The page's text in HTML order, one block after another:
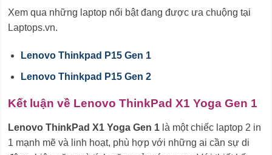
Xem qua những laptop nổi bật đang được ưa chuộng tại
Laptops.vn.
Lenovo Thinkpad P15 Gen 1
Lenovo Thinkpad P15 Gen 2
Kết luận về Lenovo ThinkPad X1 Yoga Gen 1
Lenovo ThinkPad X1 Yoga Gen 1 là một chiếc laptop 2 in
1 mạnh mẽ và linh hoạt, phù hợp với những ai cần sự di